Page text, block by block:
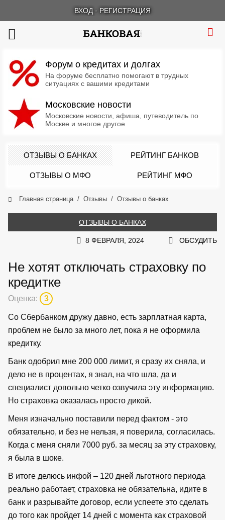
ВХОД · РЕГИСТРАЦИЯ
Форум о кредитах и долгах
На форуме бесплатно помогают в трудных
ситуациях с вашими кредитами
Московские новости
Московские новости, афиша, путеводитель по
Москве и многое другое
ОТЗЫВЫ О БАНКАХ РЕЙТИНГ БАНКОВ
ОТЗЫВЫ О МФО РЕЙТИНГ МФО
Главная страница Отзывы Отзывы о банках
ОТЗЫВЫ О БАНКАХ
8 ФЕВРАЛЯ, 2024 ОБСУДИТЬ
Не хотят отключать страховку по
кредитке
Оценка: 3
Со Сбербанком дружу давно, есть зарплатная карта,
проблем не было за много лет, пока я не оформила
кредитку.
Банк одобрил мне 200 000 лимит, я сразу их сняла, и
дело не в процентах, я знал, на что шла, да и
специалист довольно четко озвучила эту информацию.
Но страховка оказалась просто дикой.
Меня изначально поставили перед фактом - это
обязательно, и без не нельзя, я поверила, согласилась.
Когда с меня сняли 7000 руб. за месяц за эту страховку,
я была в шоке.
В итоге делюсь инфой – 120 дней льготного периода
реально работает, страховка не обязательна, идите в
банк и разрывайте договор, если успеете это сделать
до того как пройдет 14 дней с момента как страховой